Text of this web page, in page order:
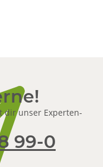
dir unser Experten-
99-0